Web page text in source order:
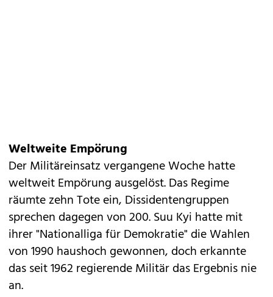
Weltweite Empörung
Der Militäreinsatz vergangene Woche hatte
weltweit Empörung ausgelöst. Das Regime
räumte zehn Tote ein, Dissidentengruppen
sprechen dagegen von 200. Suu Kyi hatte mit
ihrer "Nationalliga für Demokratie" die Wahlen
von 1990 haushoch gewonnen, doch erkannte
das seit 1962 regierende Militär das Ergebnis nie
an.